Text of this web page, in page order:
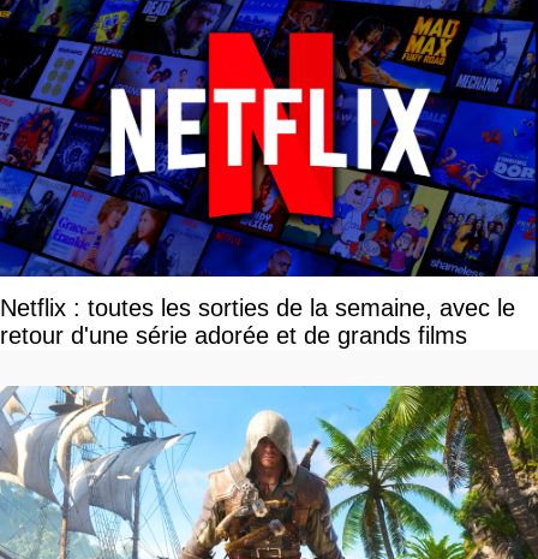
Netflix : toutes les sorties de la semaine, avec le
retour d'une série adorée et de grands films